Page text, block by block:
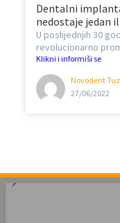
Dentalni
nedostaje jedan
U poslijednjih 30
revolucionarno
Klikni i informiši se
Novodent
27/06/2022